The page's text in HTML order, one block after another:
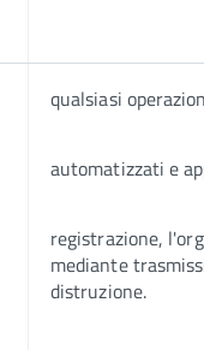
qualsiasi
automatizzati e
registrazione,
mediante
distruzione.